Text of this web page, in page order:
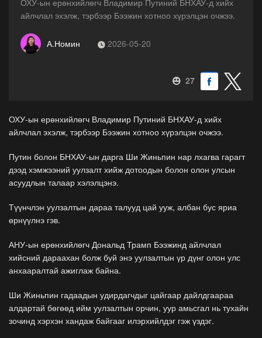
айлчлал эхэлж, тэрбээр Бээжин хотноо хүрэлцэн очжээ.
А.Номин 2026-05-20
27
ОХУ-ын ерөнхийлөгч Владимир Путиний БНХАУ-д хийх
айлчлал эхэлж, тэрбээр Бээжин хотноо хүрэлцэн очжээ.
Путин болон БНХАУ-ын дарга Ши Жиньпин нар лхагва гарагт
дээд хэмжээний уулзалт хийж дотоодын болон олон улсын
асуудлын талаар хэлэлцэнэ.
Түүнчлэн уулзалтын дараа талууд цай ууж, албан бус яриа
өрнүүлнэ гэв.
АНУ-ын ерөнхийлөгч Дональд Трамп Бээжинд айлчлал
хийсний дараахан болж буй энэ уулзалтын үр дүнг олон улс
анхааралтай ажиглаж байна.
Ши Жиньпин гадаадын удирдагчдыг цайгаар дайлдгаараа
алдартай бөгөөд ийм уулзалтын орчин, уур амьсгал нь тухайн
зочинд хэрхэн хандаж байгааг илэрхийлдэг гэж үздэг.